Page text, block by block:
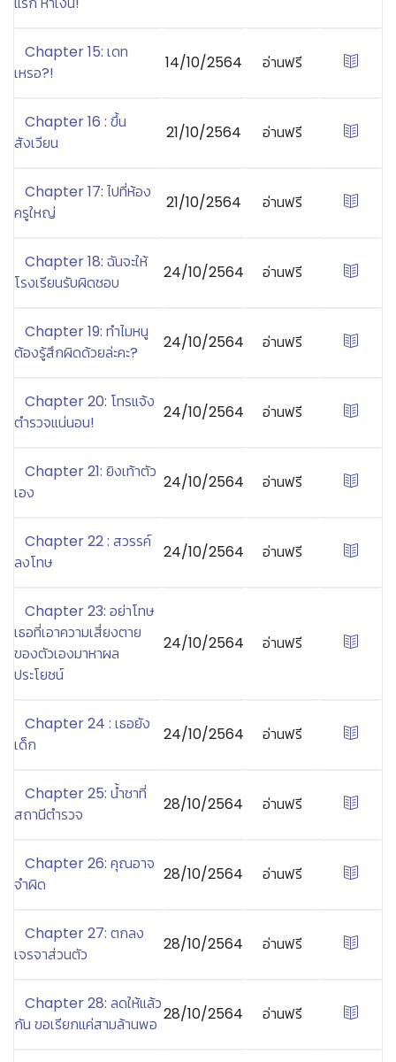
Chapter 15: เดท
เหรอ?!
14/10/2564 อ่านฟรี
Chapter 16 : ขึ้น
สังเวียน
21/10/2564 อ่านฟรี
Chapter 17: ไปที่ห้อง
ครูใหญ่
21/10/2564 อ่านฟรี
Chapter 18: ฉันจะให้
โรงเรียนรับผิดชอบ
24/10/2564 อ่านฟรี
Chapter 19: ทำไมหนู
ต้องรู้สึกผิดด้วยล่ะคะ?
24/10/2564 อ่านฟรี
Chapter 20: โทรแจ้ง
ตำรวจแน่นอน!
24/10/2564 อ่านฟรี
Chapter 21: ยิงเท้าตัว
เอง
24/10/2564 อ่านฟรี
Chapter 22 : สวรรค์
ลงโทษ
24/10/2564 อ่านฟรี
Chapter 23: อย่าโทษ
เธอที่เอาความเสี่ยงตาย
ของตัวเองมาหาผล
ประโยชน์
24/10/2564 อ่านฟรี
Chapter 24 : เธอยัง
เด็ก
24/10/2564 อ่านฟรี
Chapter 25: น้ำชาที่
สถานีตำรวจ
28/10/2564 อ่านฟรี
Chapter 26: คุณอาจ
จำผิด
28/10/2564 อ่านฟรี
Chapter 27: ตกลง
เจรจาส่วนตัว
28/10/2564 อ่านฟรี
Chapter 28: ลดให้แล้ว
กัน ขอเรียกแค่สามล้านพอ
28/10/2564 อ่านฟรี